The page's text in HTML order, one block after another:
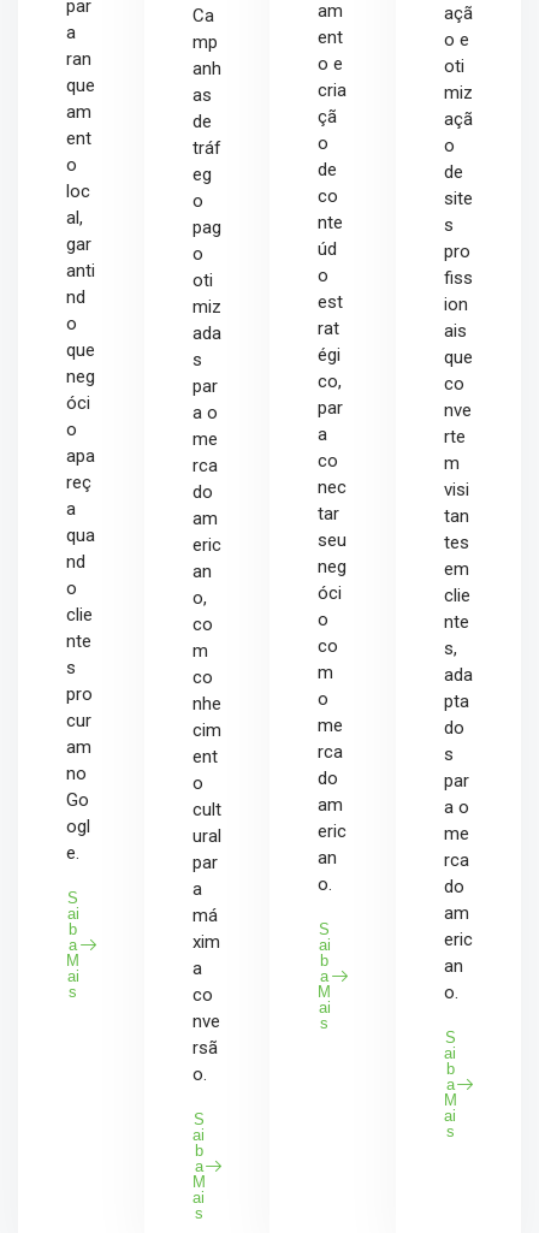
par
a
ran
que
am
ent
o
loc
al,
gar
anti
nd
o
que
neg
óci
o
apa
reç
a
qua
nd
o
clie
nte
s
pro
cur
am
no
Go
ogl
e.
S
ai
b
a
M
ai
s
Ca
mp
anh
as
de
tráf
eg
o
pag
o
oti
miz
ada
s
par
a o
me
rca
do
am
eric
an
o,
co
m
co
nhe
cim
ent
o
cult
ural
par
a
má
xim
a
co
nve
rsã
o.
S
ai
b
a
M
ai
s
am
ent
o e
cria
çã
o
de
co
nte
úd
o
est
rat
égi
co,
par
a
co
nec
tar
seu
neg
óci
o
co
m
o
me
rca
do
am
eric
an
o.
S
ai
b
a
M
ai
s
açã
o e
oti
miz
açã
o
de
site
s
pro
fiss
ion
ais
que
co
nve
rte
m
visi
tan
tes
em
clie
nte
s,
ada
pta
do
s
par
a o
me
rca
do
am
eric
an
o.
S
ai
b
a
M
ai
s